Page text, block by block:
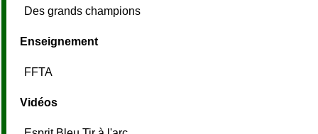
Des grands champions
Enseignement
FFTA
Vidéos